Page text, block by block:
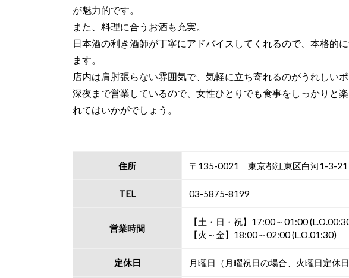
が魅力的です。
また、料理に合うお酒も充実。
日本酒の利き酒師が丁寧にアドバイスしてくれるので、本格的
ます。
店内は肩肘張らない雰囲気で、気軽に立ち寄れるのがうれしいポ
深夜まで営業しているので、女性ひとりでも食事をしっかりと
れてはいかがでしょう。
住所 〒135-0021 東京都江東区白河1-3-
TEL 03-5875-8199
営業時間
【土・日・祝】17:00～01:00
【火～金】18:00～02:00 (L.O.01:30)
定休日 月曜日（月曜祝日の場合、火曜日定休日